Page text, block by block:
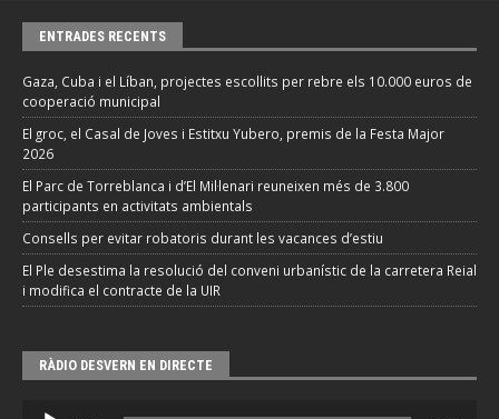
ENTRADES RECENTS
Gaza, Cuba i el Líban, projectes escollits per rebre els 10.000 euros de
cooperació municipal
El groc, el Casal de Joves i Estitxu Yubero, premis de la Festa Major
2026
El Parc de Torreblanca i d’El Mil·lenari reuneixen més de 3.800
participants en activitats ambientals
Consells per evitar robatoris durant les vacances d’estiu
El Ple desestima la resolució del conveni urbanístic de la carretera Reial
i modifica el contracte de la UIR
RÀDIO DESVERN EN DIRECTE
Reproductor